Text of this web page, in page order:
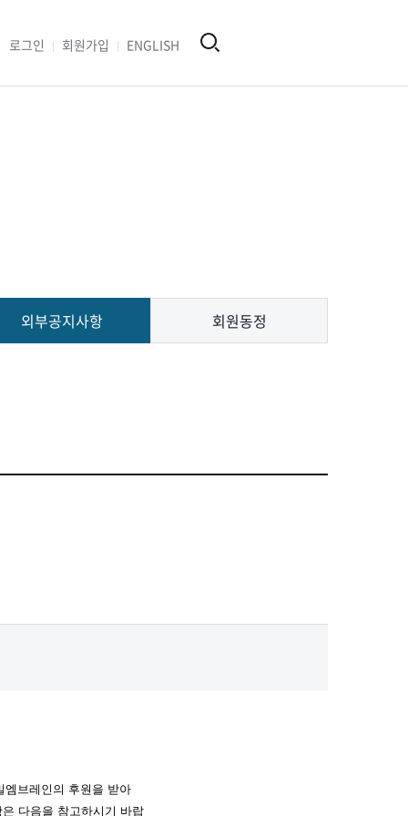
로그인 회원가입 ENGLISH
외부공지사항 회원동정
엠브레인의 후원을 받아
다음을 참고하시기 바랍